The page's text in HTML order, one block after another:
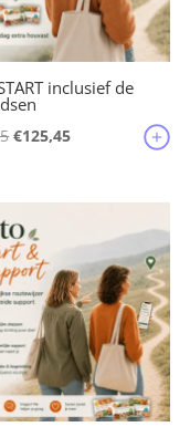
inclusief de
Oorspronkelijke
€135,35.
€125,45Huidige